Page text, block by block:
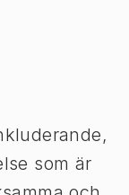
som är